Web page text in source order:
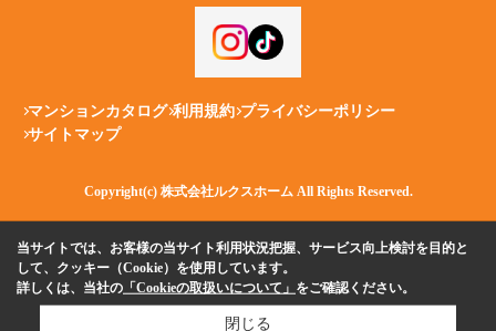
マンションカタログ 利用規約 プライバシーポリシー
サイトマップ
Copyright(c) 株式会社ルクスホーム All Rights Reserved.
当サイトでは、お客様の当サイト利用状況把握、サービス向上検討を目的と
して、クッキー（Cookie）を使用しています。
詳しくは、当社の 「Cookieの取扱いについて」 をご確認ください。
閉じる